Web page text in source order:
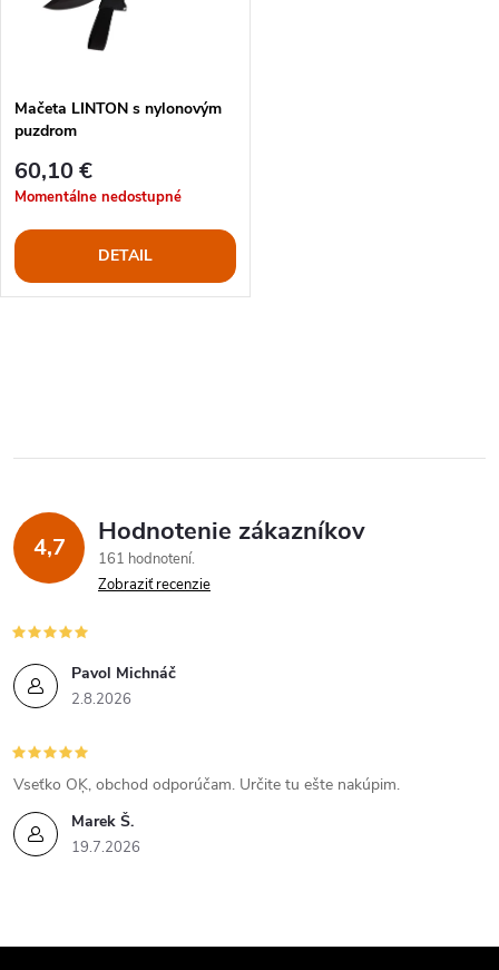
e
p
r
o
k
t
o
v
s
p
r
o
o
v
Mačeta LINTON s nylonovým
puzdrom
60,10 €
Momentálne nedostupné
DETAIL
l
d
a
c
i
e
p
r
v
y
4,7 Hodnotenie zákazníkov
161 hodnotení
Zobraziť recenzie
Pavol Michnáč
2.8.2026
Marek Š.
19.7.2026
Vseťko OĶ, obchod odporúčam. Určite tu ešte nakúpim.